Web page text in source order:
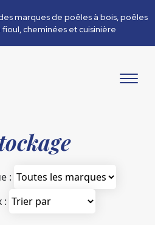
marques de poêles à bois, poêles
fioul, cheminées et cuisinière
:
: